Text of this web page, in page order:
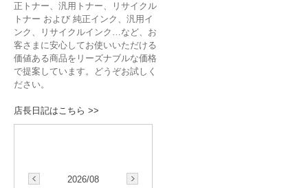
正トナー、汎用トナー、リサイクル
トナー および 純正インク、汎用イ
ンク、リサイクルインク…など、お
客さまに安心してお使いいただける
価値ある商品をリーズナブルな価格
で提案しています。どうぞお試しく
ださい。
店長日記はこちら >>
2026/08